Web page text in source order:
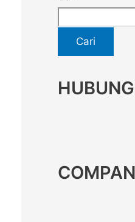
Cari